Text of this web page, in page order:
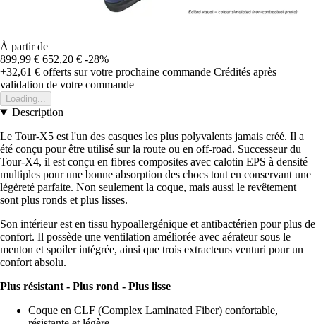
À partir de
899,99 € 652,20 € -28%
+32,61 € offerts sur votre prochaine commande Crédités après
validation de votre commande
Loading...
Description
Le Tour-X5 est l'un des casques les plus polyvalents jamais créé. Il a
été conçu pour être utilisé sur la route ou en off-road. Successeur du
Tour-X4, il est conçu en fibres composites avec calotin EPS à densité
multiples pour une bonne absorption des chocs tout en conservant une
légèreté parfaite. Non seulement la coque, mais aussi le revêtement
sont plus ronds et plus lisses.
Son intérieur est en tissu hypoallergénique et antibactérien pour plus de
confort. Il possède une ventilation améliorée avec aérateur sous le
menton et spoiler intégrée, ainsi que trois extracteurs venturi pour un
confort absolu.
Plus résistant - Plus rond - Plus lisse
Coque en CLF (Complex Laminated Fiber) confortable,